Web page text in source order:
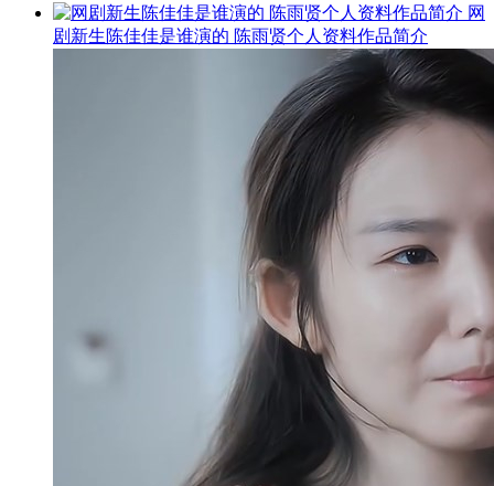
网
剧新生陈佳佳是谁演的 陈雨贤个人资料作品简介